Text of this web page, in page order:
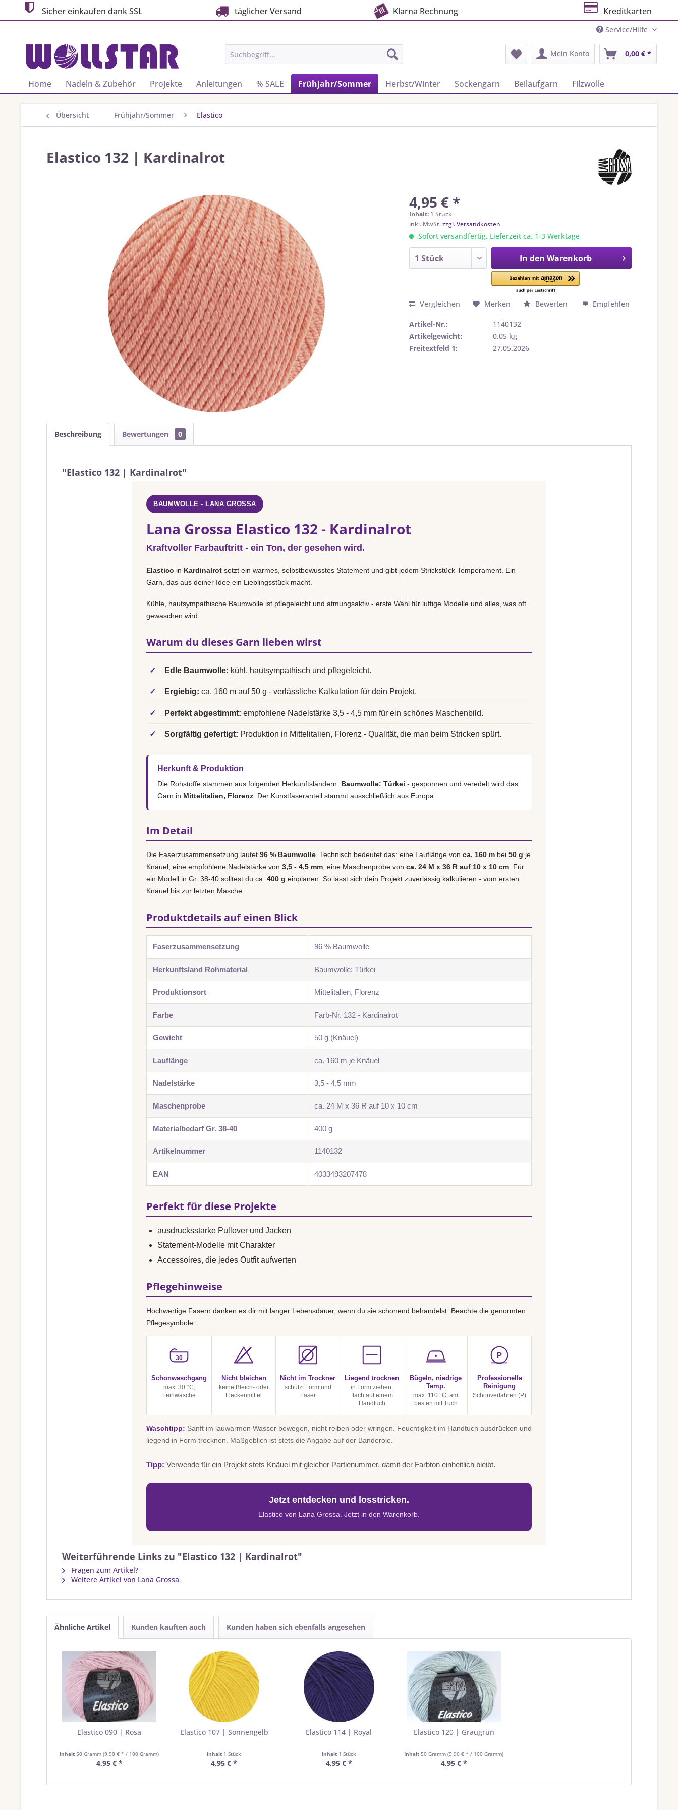
Sicher einkaufen dank SSL täglicher Versand Klarna Rechnung Kreditkarten
Service/Hilfe
Mein Konto 0,00 € *
Home Nadeln & Zubehör Projekte Anleitungen % SALE Frühjahr/Sommer Herbst/Winter Sockengarn Beilaufgarn Filzwolle
Übersicht Frühjahr/Sommer Elastico
Elastico 132 | Kardinalrot
4,95 € *
Inhalt: 1 Stück
inkl. MwSt.zzgl. Versandkosten
Sofort versandfertig, Lieferzeit ca. 1-3 Werktage
In den Warenkorb
Vergleichen Merken Bewerten Empfehlen
Artikel-Nr.:
1140132
Artikelgewicht:
0,05 kg
Freitextfeld 1:
27.05.2026
Beschreibung Bewertungen 0
"Elastico 132 | Kardinalrot"
BAUMWOLLE - LANA GROSSA
Lana Grossa Elastico 132 - Kardinalrot
Kraftvoller Farbauftritt - ein Ton, der gesehen wird.
Elastico in Kardinalrot setzt ein warmes, selbstbewusstes Statement und gibt jedem Strickstück Temperament. Ein
Garn, das aus deiner Idee ein Lieblingsstück macht.
Kühle, hautsympathische Baumwolle ist pflegeleicht und atmungsaktiv - erste Wahl für luftige Modelle und alles, was oft
gewaschen wird.
Warum du dieses Garn lieben wirst
✓ Edle Baumwolle: kühl, hautsympathisch und pflegeleicht.
✓ Ergiebig: ca. 160 m auf 50 g - verlässliche Kalkulation für dein Projekt.
✓ Perfekt abgestimmt: empfohlene Nadelstärke 3,5 - 4,5 mm für ein schönes Maschenbild.
✓ Sorgfältig gefertigt: Produktion in Mittelitalien, Florenz - Qualität, die man beim Stricken spürt.
Herkunft & Produktion
Die Rohstoffe stammen aus folgenden Herkunftsländern: Baumwolle: Türkei - gesponnen und veredelt wird das
Garn in Mittelitalien, Florenz . Der Kunstfaseranteil stammt ausschließlich aus Europa.
Im Detail
Die Faserzusammensetzung lautet 96 % Baumwolle . Technisch bedeutet das: eine Lauflänge von ca. 160 m bei 50 g je
Knäuel, eine empfohlene Nadelstärke von 3,5 - 4,5 mm , eine Maschenprobe von ca. 24 M x 36 R auf 10 x 10 cm . Für
ein Modell in Gr. 38-40 solltest du ca. 400 g einplanen. So lässt sich dein Projekt zuverlässig kalkulieren - vom ersten
Knäuel bis zur letzten Masche.
Produktdetails auf einen Blick
Faserzusammensetzung 96 % Baumwolle
Herkunftsland Rohmaterial Baumwolle: Türkei
Produktionsort Mittelitalien, Florenz
Farbe Farb-Nr. 132 - Kardinalrot
Gewicht 50 g (Knäuel)
Lauflänge ca. 160 m je Knäuel
Nadelstärke 3,5 - 4,5 mm
Maschenprobe ca. 24 M x 36 R auf 10 x 10 cm
Materialbedarf Gr. 38-40 400 g
Artikelnummer 1140132
EAN 4033493207478
Perfekt für diese Projekte
ausdrucksstarke Pullover und Jacken
Statement-Modelle mit Charakter
Accessoires, die jedes Outfit aufwerten
Pflegehinweise
Hochwertige Fasern danken es dir mit langer Lebensdauer, wenn du sie schonend behandelst. Beachte die genormten
Pflegesymbole:
30
Schonwaschgang
max. 30 °C,
Feinwäsche
Nicht bleichen
keine Bleich- oder
Fleckenmittel
Nicht im Trockner
schützt Form und
Faser
Liegend trocknen
in Form ziehen,
flach auf einem
Handtuch
Bügeln, niedrige
Temp.
max. 110 °C, am
besten mit Tuch
P
Professionelle
Reinigung
Schonverfahren (P)
Waschtipp: Sanft im lauwarmen Wasser bewegen, nicht reiben oder wringen. Feuchtigkeit im Handtuch ausdrücken und
liegend in Form trocknen. Maßgeblich ist stets die Angabe auf der Banderole.
Tipp: Verwende für ein Projekt stets Knäuel mit gleicher Partienummer, damit der Farbton einheitlich bleibt.
Jetzt entdecken und losstricken.
Elastico von Lana Grossa. Jetzt in den Warenkorb.
Weiterführende Links zu "Elastico 132 | Kardinalrot"
Fragen zum Artikel?
Weitere Artikel von Lana Grossa
Ähnliche Artikel Kunden kauften auch Kunden haben sich ebenfalls angesehen
Elastico 090 | Rosa
Inhalt50 Gramm(9,90 € * / 100 Gramm)
4,95 € *
Elastico 107 | Sonnengelb
Inhalt 1 Stück
4,95 € *
Elastico 114 | Royal
Inhalt 1 Stück
4,95 € *
Elastico 120 | Graugrün
Inhalt50 Gramm(9,90 € * / 100 Gramm)
4,95 € *